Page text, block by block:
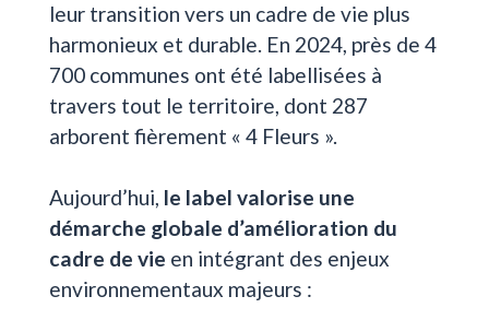
leur transition vers un cadre de vie plus
harmonieux et durable. En 2024, près de 4
700 communes ont été labellisées à
travers tout le territoire, dont 287
arborent fièrement « 4 Fleurs ».
Aujourd’hui, le label valorise une
démarche globale d’amélioration du
cadre de vie en intégrant des enjeux
environnementaux majeurs :